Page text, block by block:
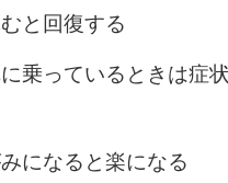
と回復する
乗っているときは症
になると楽になる